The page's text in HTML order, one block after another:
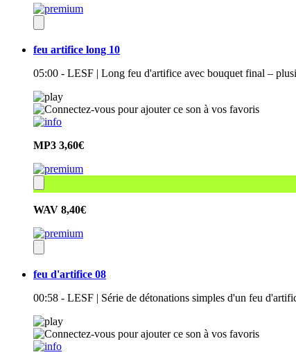
feu artifice long 10
05:00 - LESF | Long feu d'artifice avec bouquet final –
MP3 3,60€
WAV 8,40€
feu d'artifice 08
00:58 - LESF | Série de détonations simples d'un feu